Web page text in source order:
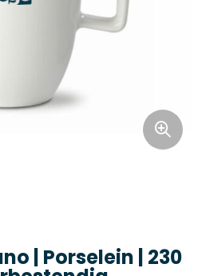
| Porselein | 230